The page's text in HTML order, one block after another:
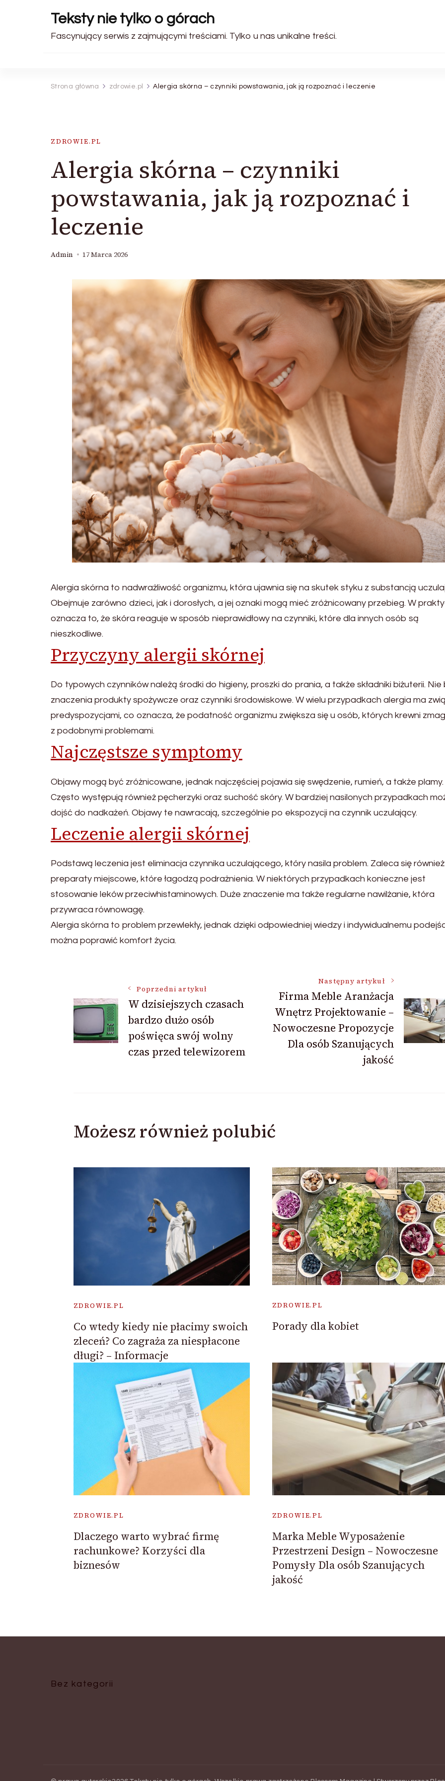
Teksty nie tylko o górach
Fascynujący serwis z zajmującymi treściami. Tylko u nas unikalne treści.
Strona główna zdrowie.pl Alergia skórna – czynniki powstawania, jak ją rozpoznać i leczenie
ZDROWIE.PL
Alergia skórna – czynniki
powstawania, jak ją rozpoznać i
leczenie
Admin 17 Marca 2026
Alergia skórna to nadwrażliwość organizmu, która ujawnia się na skutek styku z substancją
Obejmuje zarówno dzieci, jak i dorosłych, a jej oznaki mogą mieć zróżnicowany przebieg. W
oznacza to, że skóra reaguje w sposób nieprawidłowy na czynniki, które dla innych osób są
nieszkodliwe.
Przyczyny alergii skórnej
Do typowych czynników należą środki do higieny, proszki do prania, a także składniki biżuterii. Nie
znaczenia produkty spożywcze oraz czynniki środowiskowe. W wielu przypadkach alergia ma
predyspozycjami, co oznacza, że podatność organizmu zwiększa się u osób, których krewni
z podobnymi problemami.
Najczęstsze symptomy
Objawy mogą być zróżnicowane, jednak najczęściej pojawia się swędzenie, rumień, a także plamy.
Często występują również pęcherzyki oraz suchość skóry. W bardziej nasilonych przypadkach
dojść do nadkażeń. Objawy te nawracają, szczególnie po ekspozycji na czynnik uczulający.
Leczenie alergii skórnej
Podstawą leczenia jest eliminacja czynnika uczulającego, który nasila problem. Zaleca się również
preparaty miejscowe, które łagodzą podrażnienia. W niektórych przypadkach konieczne jest
stosowanie leków przeciwhistaminowych. Duże znaczenie ma także regularne nawilżanie, która
przywraca równowagę.
Alergia skórna to problem przewlekły, jednak dzięki odpowiedniej wiedzy i indywidualnemu
można poprawić komfort życia.
Nawigacja
wpisu
Poprzedni artykuł
W dzisiejszych czasach
bardzo dużo osób
poświęca swój wolny
czas przed telewizorem
Następny artykuł
Firma Meble Aranżacja
Wnętrz Projektowanie –
Nowoczesne Propozycje
Dla osób Szanujących
jakość
Możesz również polubić
ZDROWIE.PL
Co wtedy kiedy nie płacimy swoich
zleceń? Co zagraża za niespłacone
długi? – Informacje
ZDROWIE.PL
Porady dla kobiet
ZDROWIE.PL
Dlaczego warto wybrać firmę
rachunkowe? Korzyści dla
biznesów
ZDROWIE.PL
Marka Meble Wyposażenie
Przestrzeni Design – Nowoczesne
Pomysły Dla osób Szanujących
jakość
Bez kategorii